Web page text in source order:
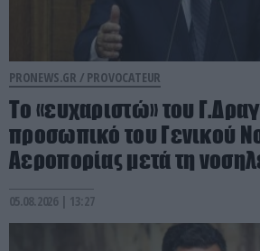
PRONEWS.GR / PROVOCATEUR
Το «ευχαριστώ» του
προσωπικό του Γενικού
Αεροπορίας μετά τη
05.08.2026 | 13:27